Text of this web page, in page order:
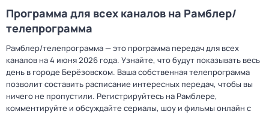
Программа для всех каналов на Рамблер/
телепрограмма
Рамблер/телепрограмма — это программа передач для всех
каналов на 4 июня 2026 года. Узнайте, что будут показывать весь
день в городе Берёзовском. Ваша собственная телепрограмма
позволит составить расписание интересных передач, чтобы вы
ничего не пропустили. Регистрируйтесь на Рамблере,
комментируйте и обсуждайте сериалы, шоу и фильмы онлайн с